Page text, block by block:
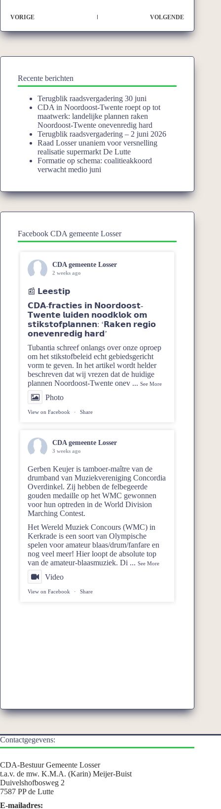
VORIGE VOLGENDE
Recente berichten
Terugblik raadsvergadering 30 juni
CDA in Noordoost-Twente roept op tot
maatwerk: landelijke plannen raken
Noordoost-Twente onevenredig hard
Terugblik raadsvergadering – 2 juni 2026
Raad Losser unaniem voor versnelling
realisatie supermarkt De Lutte
Formatie op schema: coalitieakkoord
verwacht medio juni
Facebook CDA gemeente Losser
CDA gemeente Losser
2 weeks ago
📰 𝗟𝗲𝗲𝘀𝘁𝗶𝗽
𝗖𝗗𝗔-𝗳𝗿𝗮𝗰𝘁𝗶𝗲𝘀 𝗶𝗻 𝗡𝗼𝗼𝗿𝗱𝗼𝗼𝘀𝘁-
𝗧𝘄𝗲𝗻𝘁𝗲 𝗹𝘂𝗶𝗱𝗲𝗻 𝗻𝗼𝗼𝗱𝗸𝗹𝗼𝗸 𝗼𝗺
𝘀𝘁𝗶𝗸𝘀𝘁𝗼𝗳𝗽𝗹𝗮𝗻𝗻𝗲𝗻: ‘𝗥𝗮𝗸𝗲𝗻 𝗿𝗲𝗴𝗶𝗼
𝗼𝗻𝗲𝘃𝗲𝗻𝗿𝗲𝗱𝗶𝗴 𝗵𝗮𝗿𝗱’
Tubantia schreef onlangs over onze oproep
om het stikstofbeleid echt gebiedsgericht
vorm te geven. In het artikel wordt helder
beschreven dat wij vrezen dat de huidige
plannen Noordoost‑Twente onev ... See More
Photo
View on Facebook · Share
CDA gemeente Losser
3 weeks ago
Gerben Keujer is tamboer-maître van de
drumband van Muziekvereniging Concordia
Overdinkel. Zij hebben de felbegeerde
gouden medaille op het WMC gewonnen
voor hun optreden in de World Division
Marching Contest.
Het Wereld Muziek Concours (WMC) in
Kerkrade is een soort van Olympische
spelen voor amateur blaas/drum/fanfare en
nog veel meer! Hier loopt de absolute top
van de amateur-blaasmuziek. Di ... See More
Video
View on Facebook · Share
Contactgegevens:
CDA-Bestuur Gemeente Losser
t.a.v. de mw. K.M.A. (Karin) Meijer-Buist
Duivelshofbosweg 2
7587 PP de Lutte
E-mailadres: